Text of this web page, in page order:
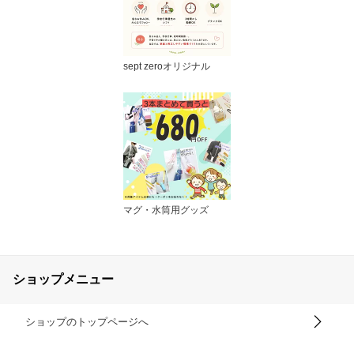
sept zeroオリジナル
マグ・水筒用グッズ
ショップメニュー
ショップのトップページへ